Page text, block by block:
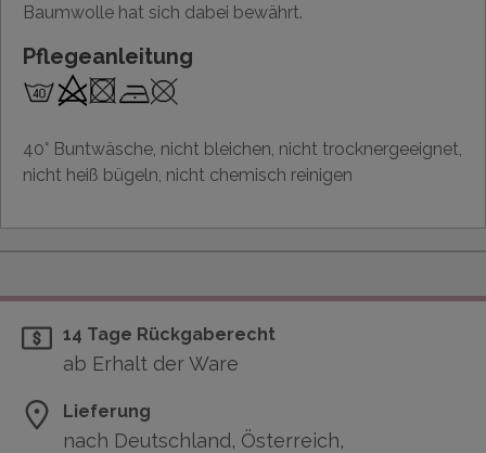
Baumwolle hat sich dabei bewährt.
Pflegeanleitung
40° Buntwäsche, nicht bleichen, nicht trocknergeeignet,
nicht heiß bügeln, nicht chemisch reinigen
14 Tage Rückgaberecht
ab Erhalt der Ware
Lieferung
nach Deutschland, Österreich,